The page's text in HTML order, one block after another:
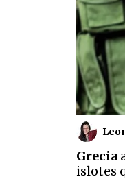
Grecia
islotes